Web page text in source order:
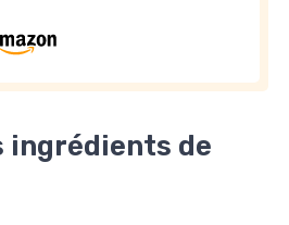
ingrédients de